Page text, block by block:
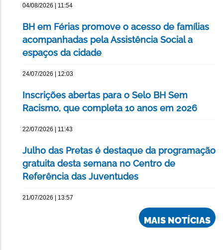
04/08/2026 | 11:54
BH em Férias promove o acesso de famílias
acompanhadas pela Assistência Social a
espaços da cidade
24/07/2026 | 12:03
Inscrições abertas para o Selo BH Sem
Racismo, que completa 10 anos em 2026
22/07/2026 | 11:43
Julho das Pretas é destaque da programação
gratuita desta semana no Centro de
Referência das Juventudes
21/07/2026 | 13:57
MAIS NOTÍCIAS